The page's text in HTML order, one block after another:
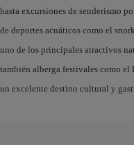
hasta excursiones de senderismo
de deportes acuáticos como el
uno de los principales atractivos
también alberga festivales como
un excelente destino cultural y